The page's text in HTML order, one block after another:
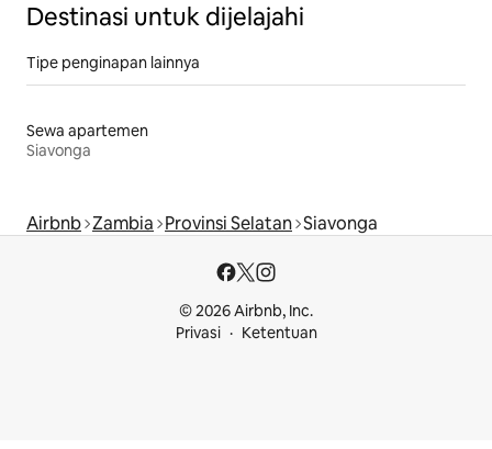
Destinasi untuk dijelajahi
Tipe penginapan lainnya
Sewa apartemen
Siavonga
Airbnb Zambia Provinsi Selatan Siavonga
© 2026 Airbnb, Inc.
Privasi
Ketentuan